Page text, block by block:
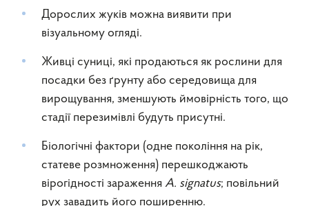
Дорослих жуків можна виявити при
візуальному огляді.
Живці суниці, які продаються як рослини для
посадки без ґрунту або середовища для
вирощування, зменшують ймовірність того, що
стадії перезимівлі будуть присутні.
Біологічні фактори (одне покоління на рік,
статеве розмноження) перешкоджають
вірогідності зараження A. signatus; повільний
рух завадить його поширенню.